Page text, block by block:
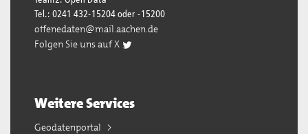
Tel.: 0241 432-15204 oder -15200
offenedaten@mail.aachen.de
Folgen Sie uns auf X
Weitere Services
Geodatenportal